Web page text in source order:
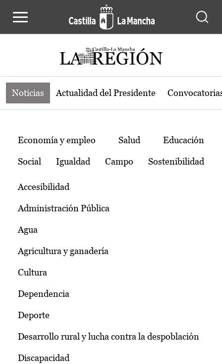
Noticias de la región de Castilla-La
Noticias Actualidad del Presidente
Temas
Economía y empleo Salud Educación
Social Igualdad Campo Sostenibilidad
Accesibilidad
Administración Pública
Agua
Agricultura y ganadería
Cultura
Dependencia
Deporte
Desarrollo rural y lucha contra la despoblación
Discapacidad